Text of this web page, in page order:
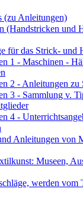
Anleitungen)
und
das Strick- und
1 - Maschinen -
2 - Anleitungen zu
3 - Sammlung v.
4 -
Anleitungen von
Museen,
werden vom